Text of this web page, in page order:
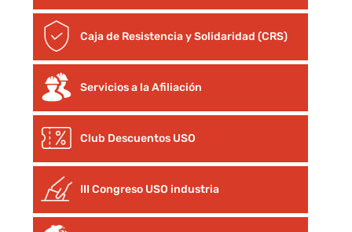
Caja de Resistencia y Solidaridad (CRS)
Servicios a la Afiliación
Club Descuentos USO
III Congreso USO industria